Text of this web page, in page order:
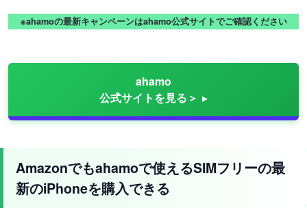
※ahamoの最新キャンペーンはahamo公式サイトでご確認ください
ahamo
公式サイトを見る＞
Amazonでもahamoで使えるSIMフリーの最
新のiPhoneを購入できる